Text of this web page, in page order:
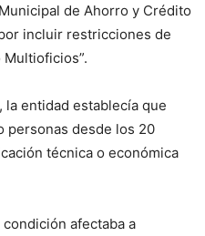
de Ahorro y Crédito
incluir restricciones de
entidad establecía que
personas desde los 20
técnica o económica
afectaba a